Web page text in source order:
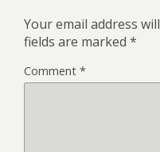
Your email address
fields are marked *
Comment *